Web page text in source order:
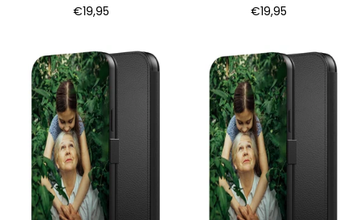
Normale
€19,95
Normale
€19,95